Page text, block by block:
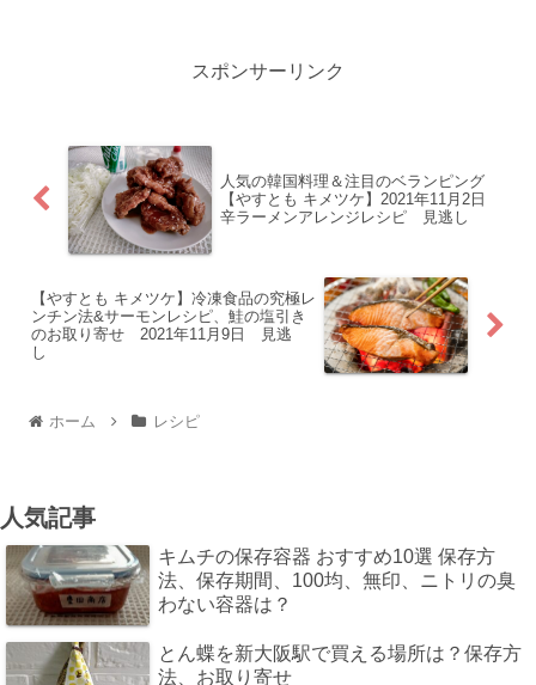
スポンサーリンク
人気の韓国料理＆注目のベランピング
【やすとも キメツケ】2021年11月2日
辛ラーメンアレンジレシピ 見逃し
【やすとも キメツケ】冷凍食品の究極レ
ンチン法&サーモンレシピ、鮭の塩引き
のお取り寄せ 2021年11月9日 見逃
し
ホーム レシピ
人気記事
キムチの保存容器 おすすめ10選 保存方
法、保存期間、100均、無印、ニトリの臭
わない容器は？
とん蝶を新大阪駅で買える場所は？保存方
法、お取り寄せ